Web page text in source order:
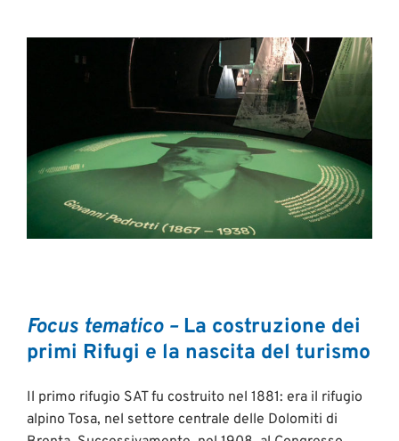
Focus tematico – La costruzione dei
primi Rifugi e la nascita del turismo
Il primo rifugio SAT fu costruito nel 1881: era il rifugio
alpino Tosa, nel settore centrale delle Dolomiti di